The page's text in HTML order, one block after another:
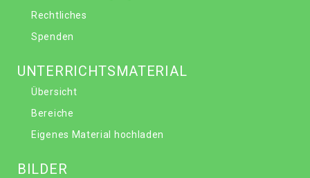
Rechtliches
Spenden
UNTERRICHTSMATERIAL
Übersicht
Bereiche
Eigenes Material hochladen
BILDER